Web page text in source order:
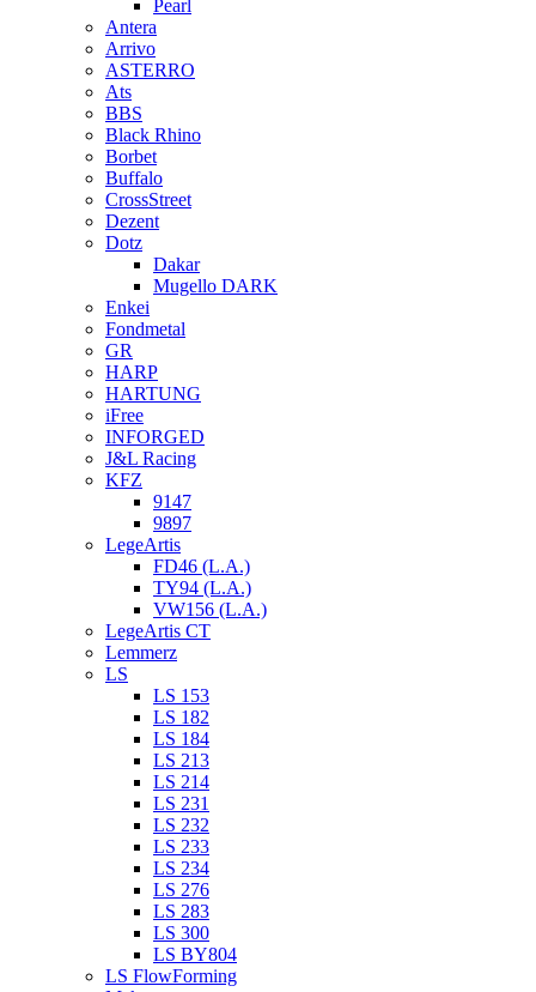
Pearl
Antera
Arrivo
ASTERRO
Ats
BBS
Black Rhino
Borbet
Buffalo
CrossStreet
Dezent
Dotz
Dakar
Mugello DARK
Enkei
Fondmetal
GR
HARP
HARTUNG
iFree
INFORGED
J&L Racing
KFZ
9147
9897
LegeArtis
FD46 (L.A.)
TY94 (L.A.)
VW156 (L.A.)
LegeArtis CT
Lemmerz
LS
LS 153
LS 182
LS 184
LS 213
LS 214
LS 231
LS 232
LS 233
LS 234
LS 276
LS 283
LS 300
LS BY804
LS FlowForming